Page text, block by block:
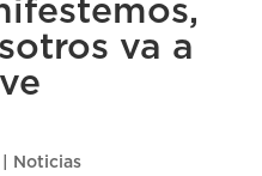
va a
Noticias